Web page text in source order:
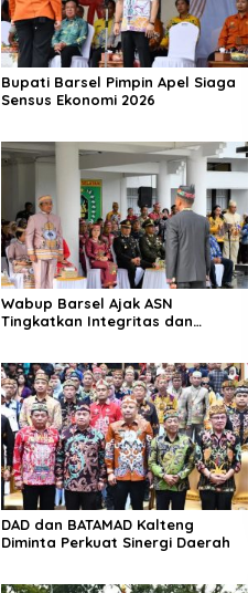
Bupati Barsel Pimpin Apel Siaga
Sensus Ekonomi 2026
Wabup Barsel Ajak ASN
Tingkatkan Integritas dan
DAD dan BATAMAD Kalteng
Diminta Perkuat Sinergi Daerah